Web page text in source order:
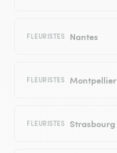
FLEURISTES Nantes
FLEURISTES Montpellier
FLEURISTES Strasbourg